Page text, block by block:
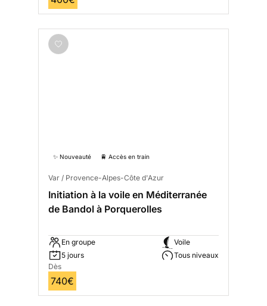
✨ Nouveauté 🚆 Accès en train
Var / Provence-Alpes-Côte d'Azur
Initiation à la voile en Méditerranée
de Bandol à Porquerolles
En groupe
5 jours
Voile
Tous niveaux
Dès
740€